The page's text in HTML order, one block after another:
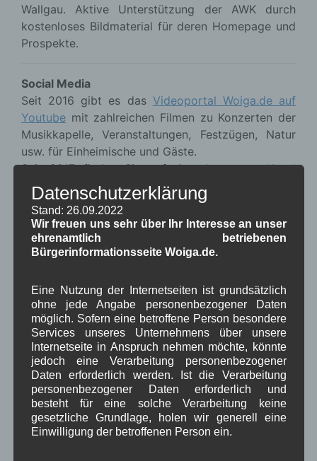
Wallgau. Aktive Unterstützung der AWK durch
kostenloses Bildmaterial für deren Homepage und
Prospekte.
Social Media
Seit 2016 gibt es das Videoportal Woiga.de auf
Youtube mit zahlreichen Filmen zu Konzerten der
Musikkapelle, Veranstaltungen, Festzügen, Natur
usw. für Einheimische und Gäste.
Seit 2017 finden Sie auf demInstagram Kanal
Woiga.de
Fotos aus Wallgau, dem Oberen Isartal
und Umgebung.
Hier noch einige statistische Informationen zu
der Arbeit in den letzten neun Jahren:
• ca. 2500 ehrenamtliche Stunden für Woiga.de
• über 1100 Beiträge
• über 440.000 Seitenaufrufe
• über 300 eigene Flurkarten z.B.: [1] [2] [ ]
• über 10.000 Aufrufe unseres Lageplans zum
Almabrieb mit Parkmöglichkeiten
Datenschutz / Bekanntgabe von
Bauherrendaten:
Datenschutzerklärung
Stand: 26.09.2022
Wir freuen uns sehr über Ihr Interesse an unser
ehrenamtlich betriebenen
Bürgerinformationsseite Woiga.de.
Eine Nutzung der Internetseiten ist grundsätzlich
ohne jede Angabe personenbezogener Daten
möglich. Sofern eine betroffene Person besondere
Services unseres Unternehmens über unsere
Internetseite in Anspruch nehmen möchte, könnte
jedoch eine Verarbeitung personenbezogener
Daten erforderlich werden. Ist die Verarbeitung
personenbezogener Daten erforderlich und
besteht für eine solche Verarbeitung keine
gesetzliche Grundlage, holen wir generell eine
Einwilligung der betroffenen Person ein.